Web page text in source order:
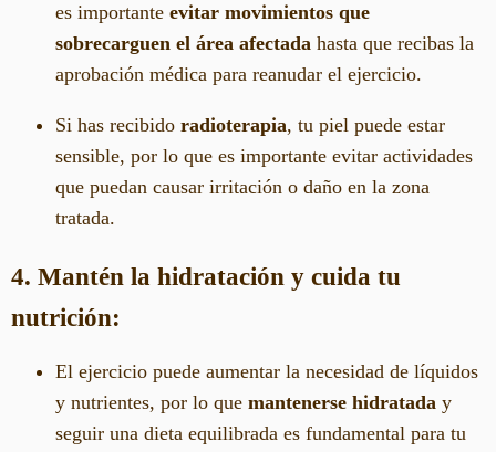
es importante evitar movimientos que
sobrecarguen el área afectada hasta que recibas la
aprobación médica para reanudar el ejercicio.
Si has recibido radioterapia, tu piel puede estar
sensible, por lo que es importante evitar actividades
que puedan causar irritación o daño en la zona
tratada.
4. Mantén la hidratación y cuida tu
nutrición:
El ejercicio puede aumentar la necesidad de líquidos
y nutrientes, por lo que mantenerse hidratada y
seguir una dieta equilibrada es fundamental para tu